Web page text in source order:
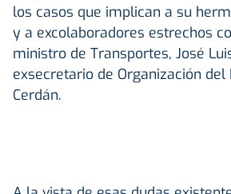
los casos que implican a su
y a excolaboradores estrechos
ministro de Transportes, José
exsecretario de Organización del
Cerdán.